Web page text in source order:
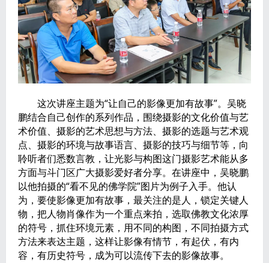
​ 这次讲座主题为“让自己的影像更加有故事”。吴晓
鹏结合自己创作的系列作品，围绕摄影的文化价值与艺
术价值、摄影的艺术思想与方法、摄影的选题与艺术观
点、摄影的环境与故事语言、摄影的技巧与细节等，向
聆听者们悉数言教，让光影与构图这门摄影艺术能从多
方面与斗门区广大摄影爱好者分享。在讲座中，吴晓鹏
以他拍摄的“看不见的佛学院”图片为例子入手。他认
为，要使影像更加有故事，最关注的是人，锁定关键人
物，把人物肖像作为一个重点来拍，选取佛教文化浓厚
的符号，抓住环境元素，用不同的构图，不同拍摄方式
方法来表达主题，这样让影像有情节，有起伏，有内
容，有历史符号，成为可以流传下去的影像故事。